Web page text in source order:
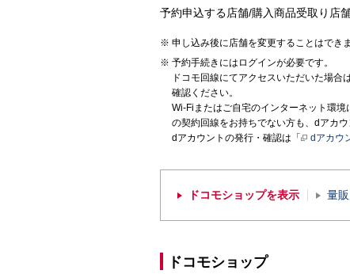
予約申込する店舗/購入商品受取り店
申し込み後に店舗を変更することはできま
予約手続きにはログインが必要です。
ドコモ回線にてアクセスいただいた場
確認ください。
Wi-Fiまたはご自宅のインターネット環
の契約回線をお持ちでない方も、dアカウ
dアカウントの発行・確認は「
dアカウ
ドコモショップを表示 量
ドコモショップ